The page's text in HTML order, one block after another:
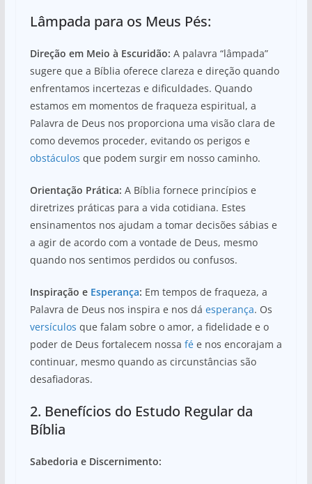
Lâmpada para os Meus Pés:
Direção em Meio à Escuridão: A palavra “lâmpada”
sugere que a Bíblia oferece clareza e direção quando
enfrentamos incertezas e dificuldades. Quando
estamos em momentos de fraqueza espiritual, a
Palavra de Deus nos proporciona uma visão clara de
como devemos proceder, evitando os perigos e
obstáculos que podem surgir em nosso caminho.
Orientação Prática: A Bíblia fornece princípios e
diretrizes práticas para a vida cotidiana. Estes
ensinamentos nos ajudam a tomar decisões sábias e
a agir de acordo com a vontade de Deus, mesmo
quando nos sentimos perdidos ou confusos.
Inspiração e Esperança: Em tempos de fraqueza, a
Palavra de Deus nos inspira e nos dá esperança. Os
versículos que falam sobre o amor, a fidelidade e o
poder de Deus fortalecem nossa fée nos encorajam a
continuar, mesmo quando as circunstâncias são
desafiadoras.
2. Benefícios do Estudo Regular da
Bíblia
Sabedoria e Discernimento: